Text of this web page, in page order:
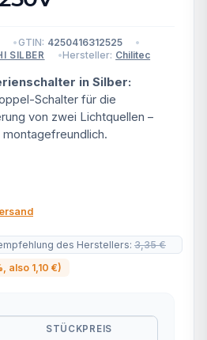
GTIN: 4250416312525
SILBER Hersteller: Chilitec
in Silber:
Schalter für die
von zwei Lichtquellen –
des Herstellers: 3,35 €
, also 1,10 €)
STÜCKPREIS